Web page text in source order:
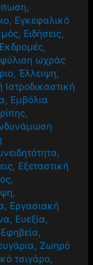
,
, Εγκεφαλικό
, Ειδήσεις,
Εκδρομές,
ωχράς
,Έλλειψη,
Ιατροδικαστική
, Εμβόλια
,
,
, Εξεταστική
,
,
, Εργασιακή
, Ευεξία,
Εφηβεία,
,Ζωηρό
τσιγάρο,